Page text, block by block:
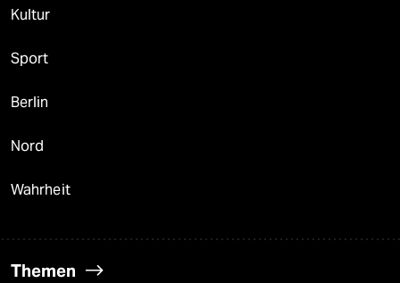
Kultur
Sport
Berlin
Nord
Wahrheit
Themen